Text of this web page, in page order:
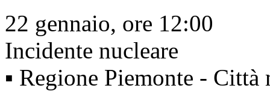
22 gennaio, ore 12:00
Incidente nucleare
▪ Regione Piemonte -